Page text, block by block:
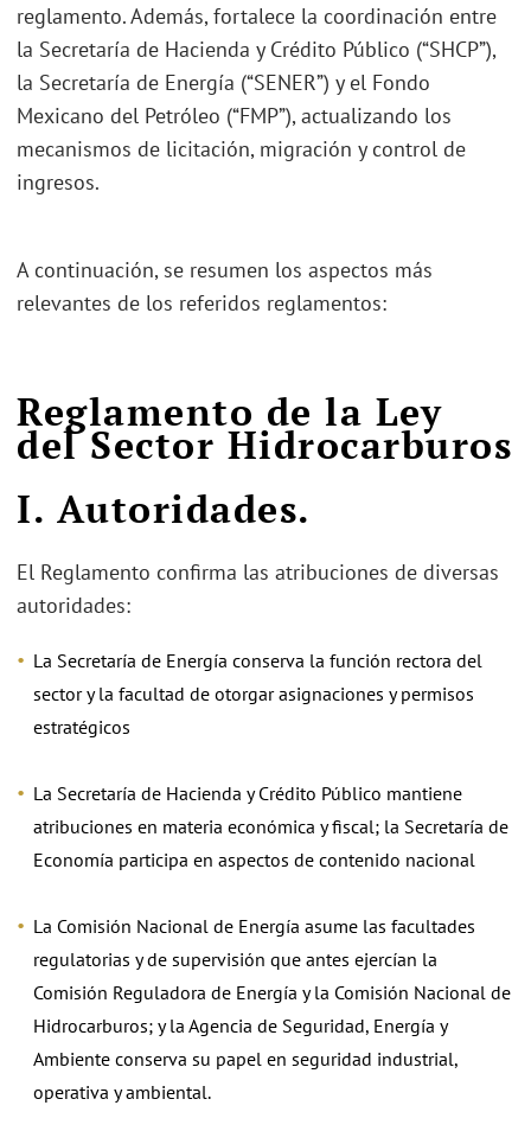
reglamento. Además, fortalece la coordinación entre
la Secretaría de Hacienda y Crédito Público (“SHCP”),
la Secretaría de Energía (“SENER”) y el Fondo
Mexicano del Petróleo (“FMP”), actualizando los
mecanismos de licitación, migración y control de
ingresos.
A continuación, se resumen los aspectos más
relevantes de los referidos reglamentos:
Reglamento de la Ley
del Sector Hidrocarburos
I. Autoridades.
El Reglamento confirma las atribuciones de diversas
autoridades:
La Secretaría de Energía conserva la función rectora del
sector y la facultad de otorgar asignaciones y permisos
estratégicos
La Secretaría de Hacienda y Crédito Público mantiene
atribuciones en materia económica y fiscal; la Secretaría de
Economía participa en aspectos de contenido nacional
La Comisión Nacional de Energía asume las facultades
regulatorias y de supervisión que antes ejercían la
Comisión Reguladora de Energía y la Comisión Nacional de
Hidrocarburos; y la Agencia de Seguridad, Energía y
Ambiente conserva su papel en seguridad industrial,
operativa y ambiental.